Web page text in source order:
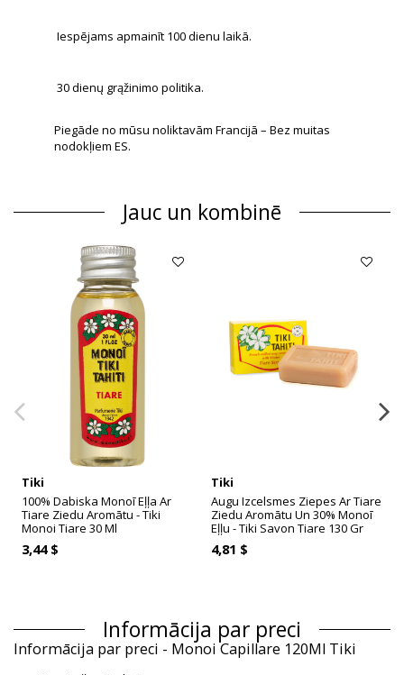
Iespējams apmainīt 100 dienu laikā.
30 dienų grąžinimo politika.
Piegāde no mūsu noliktavām Francijā – Bez muitas
nodokļiem ES.
Jauc un kombinē
Tiki
100% Dabiska Monoī Eļļa Ar
Tiare Ziedu Aromātu - Tiki
Monoi Tiare 30 Ml
3,44 $
Tiki
Augu Izcelsmes Ziepes Ar Tiare
Ziedu Aromātu Un 30% Monoī
Eļļu - Tiki Savon Tiare 130 Gr
4,81 $
Informācija par preci
Informācija par preci - Monoi Capillare 120Ml Tiki